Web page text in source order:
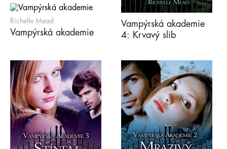
Richelle Mead
Vampýrská akademie
Vampýrská akademie
4: Krvavý slib